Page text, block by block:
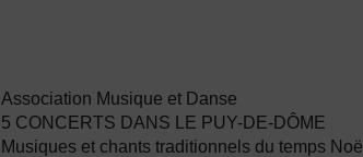
Association Musique et Danse
5 CONCERTS DANS LE PUY-DE-DÔME
Musiques et chants traditionnels du temps Noël